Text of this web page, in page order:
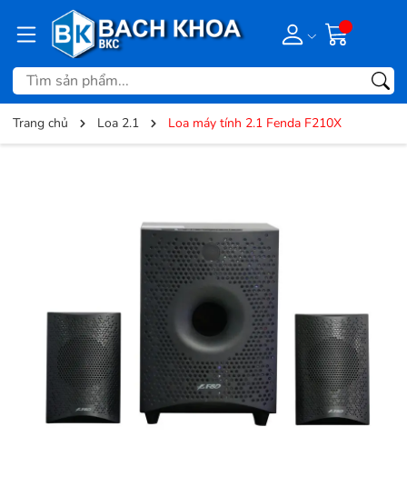
Trang chủ Loa 2.1 Loa máy tính 2.1 Fenda F210X